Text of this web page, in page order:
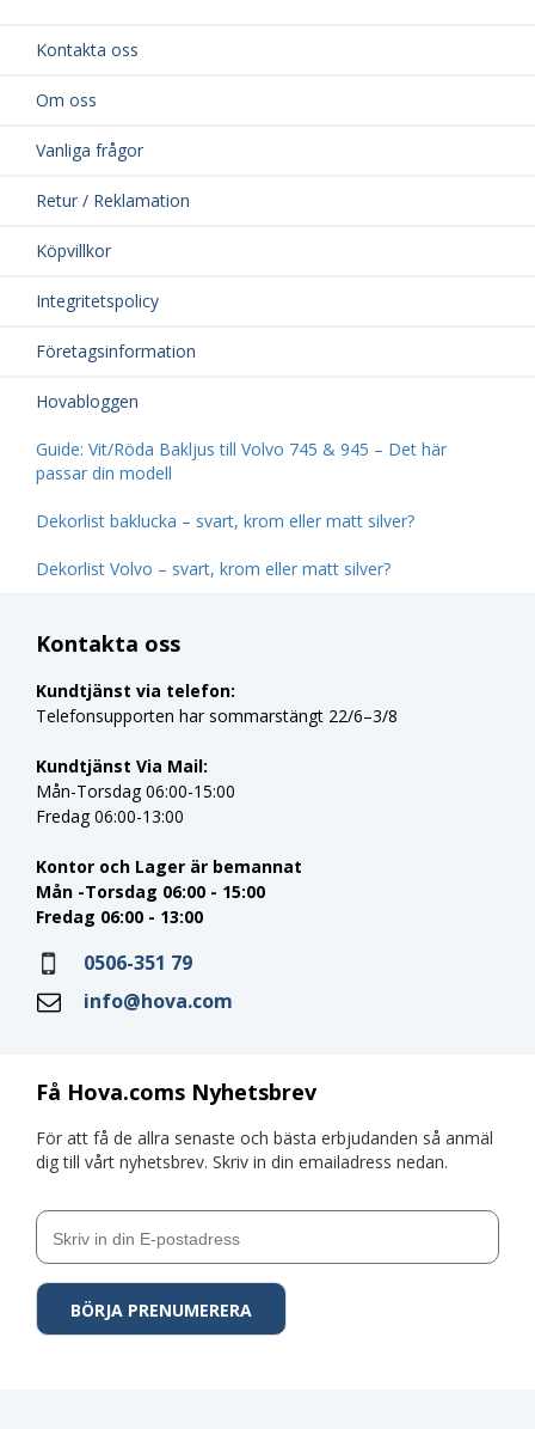
Kontakta oss
Om oss
Vanliga frågor
Retur / Reklamation
Köpvillkor
Integritetspolicy
Företagsinformation
Hovabloggen
Guide: Vit/Röda Bakljus till Volvo 745 & 945 – Det här
passar din modell
Dekorlist baklucka – svart, krom eller matt silver?
Dekorlist Volvo – svart, krom eller matt silver?
Få Hova.coms Nyhetsbrev
För att få de allra senaste och bästa erbjudanden så anmäl
dig till vårt nyhetsbrev. Skriv in din emailadress nedan.
Kontakta oss
Kundtjänst via telefon:
Telefonsupporten har sommarstängt 22/6–3/8
Kundtjänst Via Mail:
Mån-Torsdag 06:00-15:00
Fredag 06:00-13:00
Kontor och Lager är bemannat
Mån -Torsdag 06:00 - 15:00
Fredag 06:00 - 13:00
0506-351 79
info@hova.com